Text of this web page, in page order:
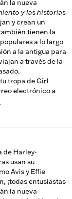
la nueva
y las historias
y crean un
tienen la
a lo largo
a la antigua para
a través de la
tropa de Girl
electrónico a
de Harley-
usan su
Avis y Effie
¡todas entusiastas
la nueva